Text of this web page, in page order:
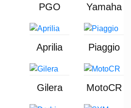
PGO Yamaha
Aprilia Piaggio
Gilera MotoCR